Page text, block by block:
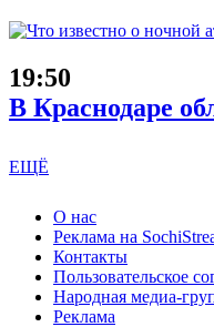
19:50
В Краснодаре
ЕЩЁ
О нас
Реклама на
Контакты
Пользовательское
Народная медиа-
Реклама